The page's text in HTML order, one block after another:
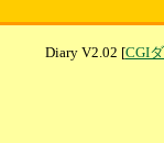
Diary V2.02 [CGI